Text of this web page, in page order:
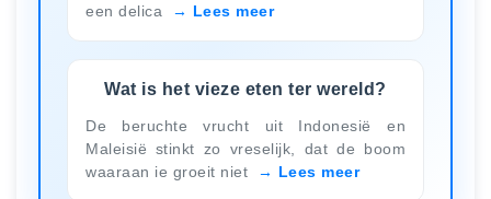
een delica
Lees meer
Wat is het vieze eten ter wereld?
De beruchte vrucht uit Indonesië en
Maleisië stinkt zo vreselijk, dat de boom
waaraan ie groeit niet
Lees meer